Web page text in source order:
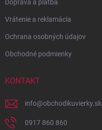
Doprava a platba
Vrátenie a reklamácia
Ochrana osobných údajov
Obchodné podmienky
KONTAKT
info@obchodikuvierky.sk
0917 860 860